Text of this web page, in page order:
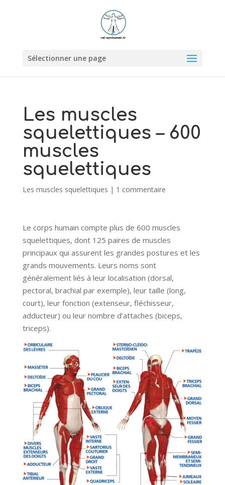
Sélectionner une page
Les muscles
squelettiques – 600
muscles
squelettiques
Les muscles squelettiques | 1 commentaire
Le corps humain compte plus de 600 muscles
squelettiques, dont 125 paires de muscles
principaux qui assurent les grandes postures et les
grands mouvements. Leurs noms sont
généralement liés à leur localisation (dorsal,
pectoral, brachial par exemple), leur taille (long,
court), leur fonction (extenseur, fléchisseur,
adducteur) ou leur nombre d’attaches (biceps,
triceps).